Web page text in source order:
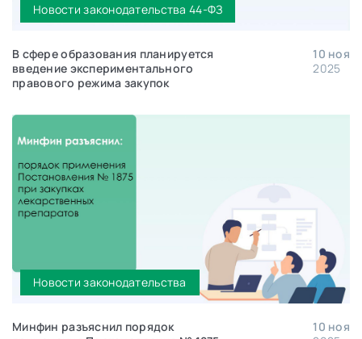
Новости законодательства 44-ФЗ
В сфере образования планируется
введение экспериментального
правового режима закупок
10 ноя
2025
Новости законодательства
Минфин разъяснил порядок
10 ноя